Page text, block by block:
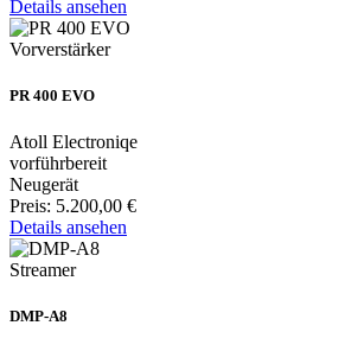
Details ansehen
Vorverstärker
PR 400 EVO
Atoll Electroniqe
vorführbereit
Neugerät
Preis: 5.200,00 €
Details ansehen
Streamer
DMP-A8